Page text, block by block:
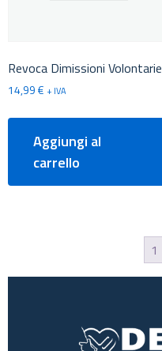
Revoca Dimissioni Volontarie
14,99€ + IVA
Aggiungi al
carrello
1